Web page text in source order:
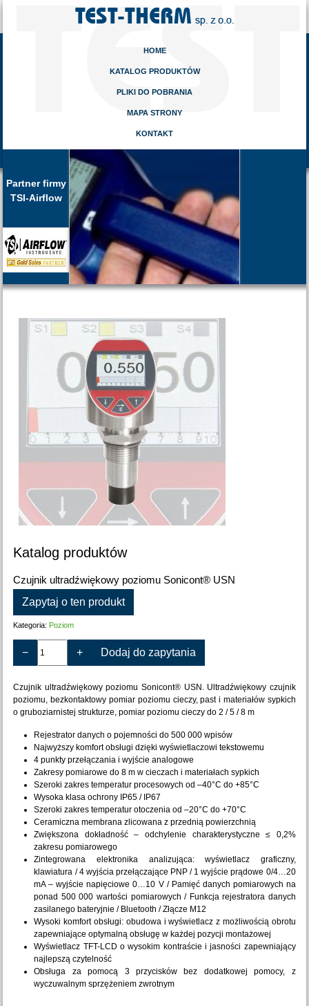
HOME
KATALOG PRODUKTÓW
PLIKI DO POBRANIA
MAPA STRONY
KONTAKT
Partner firmy
TSI-Airflow
Katalog produktów
Czujnik ultradźwiękowy poziomu Sonicont® USN
Zapytaj o ten produkt
Kategoria: Poziom
− + Dodaj do zapytania
Czujnik ultradźwiękowy poziomu Sonicont® USN. Ultradźwiękowy czujnik
poziomu, bezkontaktowy pomiar poziomu cieczy, past i materiałów sypkich
o gruboziarnistej strukturze, pomiar poziomu cieczy do 2 / 5 / 8 m
Rejestrator danych o pojemności do 500 000 wpisów
Najwyższy komfort obsługi dzięki wyświetlaczowi tekstowemu
4 punkty przełączania i wyjście analogowe
Zakresy pomiarowe do 8 m w cieczach i materiałach sypkich
Szeroki zakres temperatur procesowych od –40°C do +85°C
Wysoka klasa ochrony IP65 / IP67
Szeroki zakres temperatur otoczenia od –20°C do +70°C
Ceramiczna membrana zlicowana z przednią powierzchnią
Zwiększona dokładność – odchylenie charakterystyczne ≤ 0,2%
zakresu pomiarowego
Zintegrowana elektronika analizująca: wyświetlacz graficzny,
klawiatura / 4 wyjścia przełączające PNP / 1 wyjście prądowe 0/4…20
mA – wyjście napięciowe 0…10 V / Pamięć danych pomiarowych na
ponad 500 000 wartości pomiarowych / Funkcja rejestratora danych
zasilanego bateryjnie / Bluetooth / Złącze M12
Wysoki komfort obsługi: obudowa i wyświetlacz z możliwością obrotu
zapewniające optymalną obsługę w każdej pozycji montażowej
Wyświetlacz TFT-LCD o wysokim kontraście i jasności zapewniający
najlepszą czytelność
Obsługa za pomocą 3 przycisków bez dodatkowej pomocy, z
wyczuwalnym sprzężeniem zwrotnym